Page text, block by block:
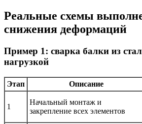
Реальные схемы
снижения деформаций
Пример 1: сварка балки из
нагрузкой
Этап Описание
1
Начальный монтаж и
закрепление всех элементов